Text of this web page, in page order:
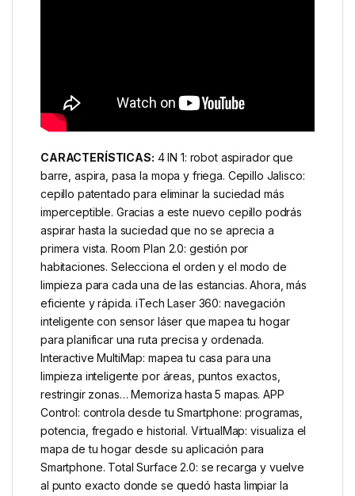
CARACTERÍSTICAS: 4 IN 1: robot aspirador que
barre, aspira, pasa la mopa y friega. Cepillo Jalisco:
cepillo patentado para eliminar la suciedad más
imperceptible. Gracias a este nuevo cepillo podrás
aspirar hasta la suciedad que no se aprecia a
primera vista. Room Plan 2.0: gestión por
habitaciones. Selecciona el orden y el modo de
limpieza para cada una de las estancias. Ahora, más
eficiente y rápida. iTech Laser 360: navegación
inteligente con sensor láser que mapea tu hogar
para planificar una ruta precisa y ordenada.
Interactive MultiMap: mapea tu casa para una
limpieza inteligente por áreas, puntos exactos,
restringir zonas… Memoriza hasta 5 mapas. APP
Control: controla desde tu Smartphone: programas,
potencia, fregado e historial. VirtualMap: visualiza el
mapa de tu hogar desde su aplicación para
Smartphone. Total Surface 2.0: se recarga y vuelve
al punto exacto donde se quedó hasta limpiar la